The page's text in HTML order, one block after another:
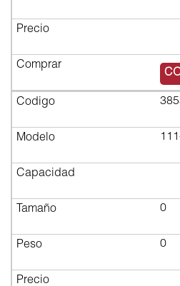
0
0